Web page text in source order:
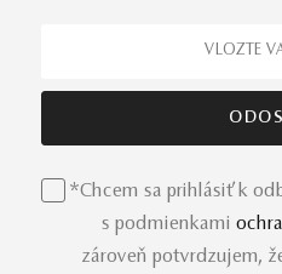
*Chcem sa prihlásiť k
s podmienkami
zároveň potvrdzujem,